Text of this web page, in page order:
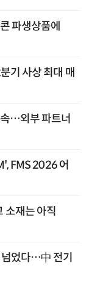
파생상품에
기 사상 최대 매
…외부 파트너
FMS 2026 어
소재는 아직
넘었다…中 전기